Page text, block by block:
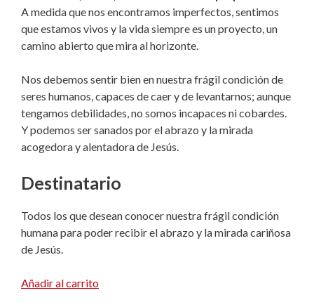
A medida que nos encontramos imperfectos, sentimos
que estamos vivos y la vida siempre es un proyecto, un
camino abierto que mira al horizonte.
Nos debemos sentir bien en nuestra frágil condición de
seres humanos, capaces de caer y de levantarnos; aunque
tengamos debilidades, no somos incapaces ni cobardes.
Y podemos ser sanados por el abrazo y la mirada
acogedora y alentadora de Jesús.
Destinatario
Todos los que desean conocer nuestra frágil condición
humana para poder recibir el abrazo y la mirada cariñosa
de Jesús.
Añadir al carrito